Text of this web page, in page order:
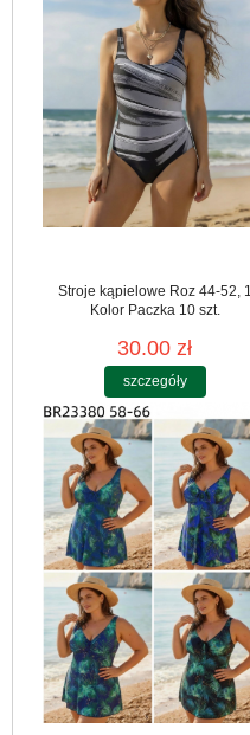
Stroje kąpielowe Roz 44-52, 1
Kolor Paczka 10 szt.
30.00 zł
szczegóły